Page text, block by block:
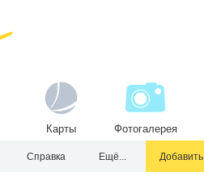
Карты Фотогалерея
Справка Ещё... Добавить